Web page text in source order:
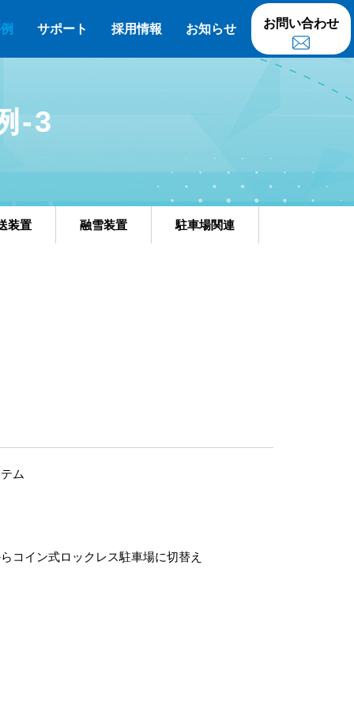
サポート 採用情報 お知らせ お問い合わせ
-3
装置 融雪装置 駐車場関連
ム
コイン式ロックレス駐車場に切替え